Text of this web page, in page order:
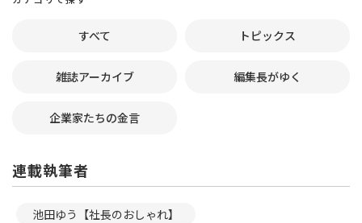
すべて トピックス
雑誌アーカイブ 編集長がゆく
企業家たちの金言
連載執筆者
池田ゆう【社長のおしゃれ】